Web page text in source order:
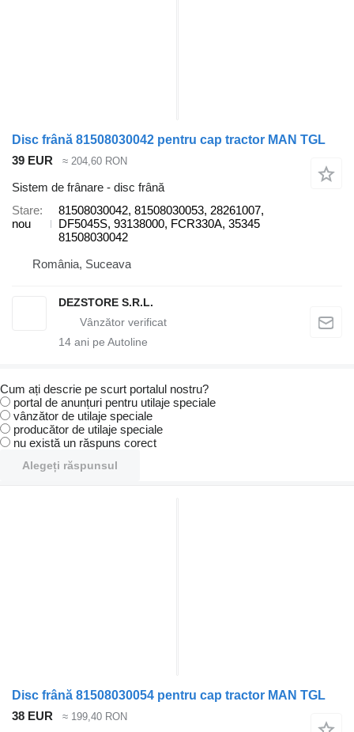
Disc frână 81508030042 pentru cap tractor MAN TGL
39 EUR
≈ 204,60 RON
Sistem de frânare - disc frână
Stare
nou
81508030042, 81508030053, 28261007,
DF5045S, 93138000, FCR330A, 35345
81508030042
România, Suceava
DEZSTORE S.R.L.
14 ani pe Autoline
Cum ați descrie pe scurt portalul nostru?
portal de anunțuri pentru utilaje speciale
vânzător de utilaje speciale
producător de utilaje speciale
nu există un răspuns corect
Alegeți răspunsul
Disc frână 81508030054 pentru cap tractor MAN TGL
38 EUR
≈ 199,40 RON